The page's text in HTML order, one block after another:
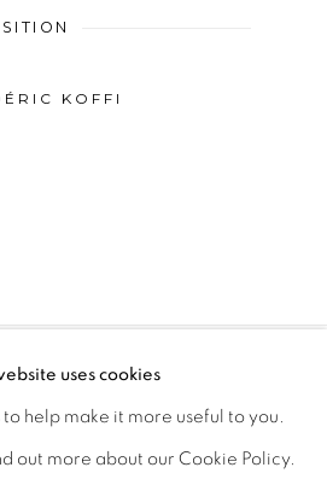
KOFFI
COOKIES
CÉCILE FAKHOURY
uses cookies
to help make it more useful to you.
out more about our Cookie Policy.